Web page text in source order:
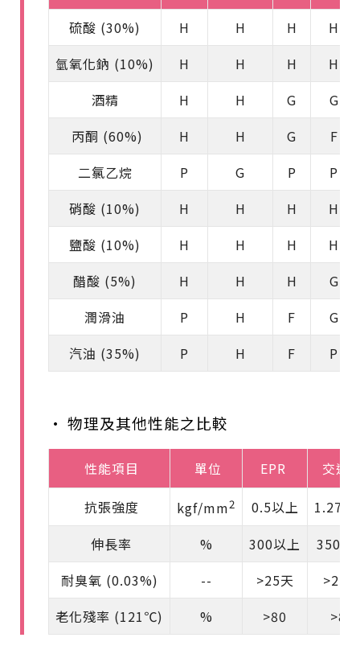
硫酸 (30%)
H H H
H
氫氧化鈉 (10%)
H H H
H
酒精
H H G
G
丙酮 (60%)
H H G
F
二氯乙烷
P G P
P
硝酸 (10%)
H H H
H
鹽酸 (10%)
H H H
H
醋酸 (5%)
H H H
G
潤滑油
P H F
G
汽油 (35%)
P H F P
• 物理及其他性能之比較
性能項目 單位 EPR
交連
抗張強度
kgf/mm2 0.5以上
1.27以
伸長率
% 300以上
350以
耐臭氧 (0.03%)
-- >25天
>25天
老化殘率 (121℃)
% >80 >80